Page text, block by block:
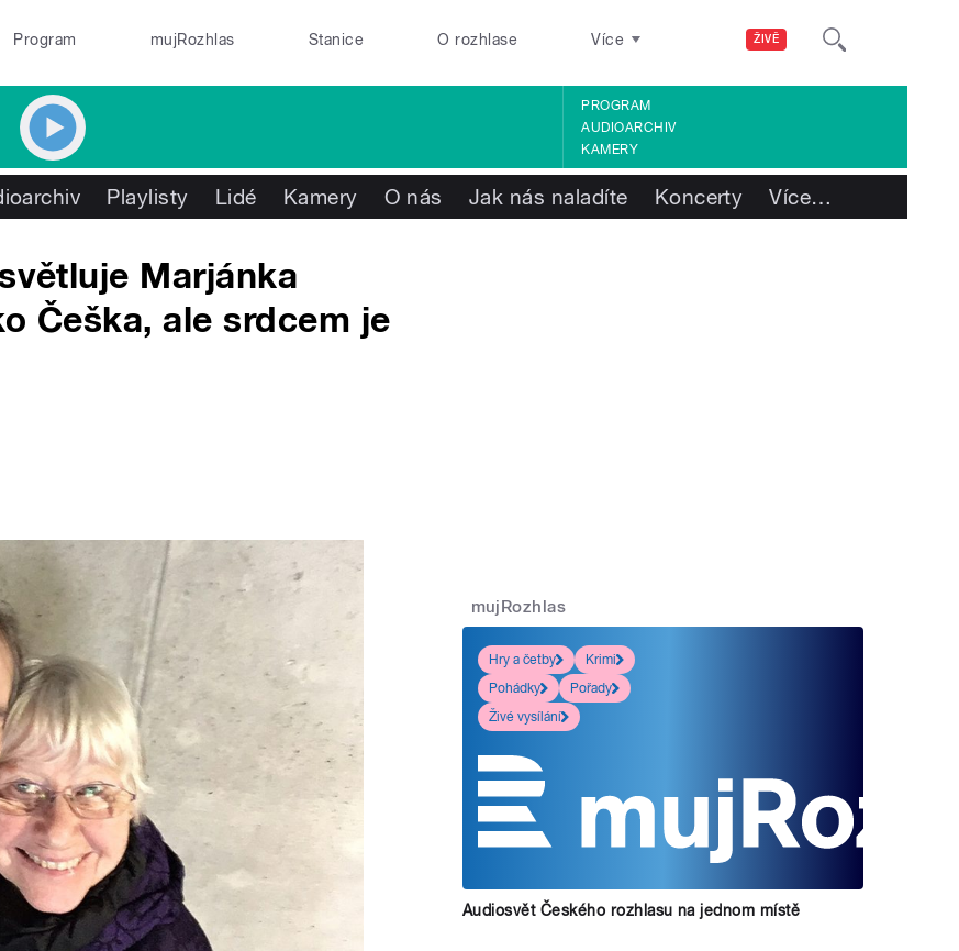
ŽIVĚ
Program mujRozhlas Stanice O rozhlase Více
PROGRAM
AUDIOARCHIV
KAMERY
Playlisty Lidé Kamery O nás Jak nás naladíte Koncerty Více…
Marjánka
Češka, ale srdcem je
mujRozhlas
Hry a četby
Krimi
Pohádky
Pořady
Živé vysílání
Audiosvět Českého rozhlasu na jednom místě